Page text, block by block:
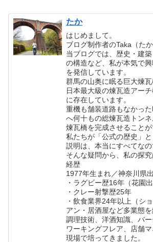
たか
はじめまして。
ブログ制作者のTaka（たか
当ブログでは、歴史・建
の構造など、私が本気で
を発信しています。
群馬の山奥に眠る巨大煉瓦
日本最大級の煉瓦造アー
に存在しています。
重機も舗装道路もなかっ
へ何十もの総煉瓦造トン
煉瓦橋を完成させることが
私たちが「公式の歴史」
説明は、本当にすべてな
そんな疑問から、私の探究
経歴
1977年生まれ／神奈川県
・ラグビー歴16年（花園
・クレー射撃歴25年
・飲食業界24年以上（シ
アン・居酒屋など多業態を
調理技術、洋酒知識、バー
ワーキングフレア、店舗マ
現場で培ってきました。